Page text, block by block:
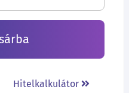
Hitelkalkulátor